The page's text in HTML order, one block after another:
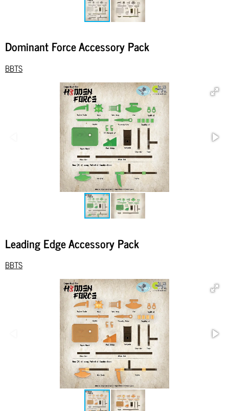
Dominant Force Accessory Pack
BBTS
Leading Edge Accessory Pack
BBTS